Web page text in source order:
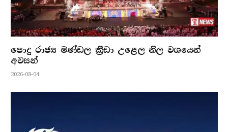
පොදු රාජ්‍ය මණ්ඩල ක්‍රීඩා උළෙල නිල වශයෙන්
අවසන්
2026-08-04